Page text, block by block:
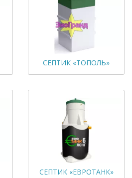
СЕПТИК «ТОПОЛЬ»
СЕПТИК «ЕВРОТАНК»